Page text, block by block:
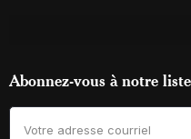
Abonnez-vous à notre